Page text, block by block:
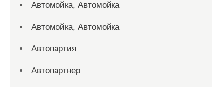
Автомойка, Автомойка
Автомойка, Автомойка
Автопартия
Автопартнер